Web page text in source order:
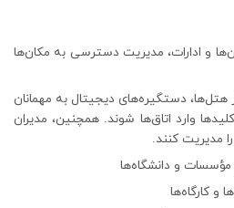
و ادارات، مدیریت دسترسی به مکان‌ها
دستگیره‌های دیجیتال به مهمانان
وارد اتاق‌ها شوند. همچنین، مدیران
مدیریت کنند.
مؤسسات و دانشگاه‌ها
و کارگاه‌ها